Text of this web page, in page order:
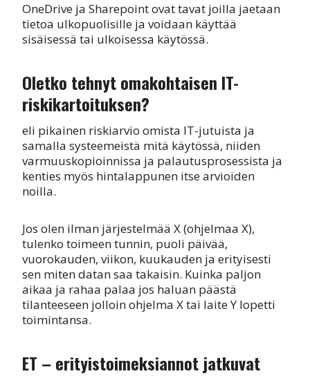
OneDrive ja Sharepoint ovat tavat joilla jaetaan
tietoa ulkopuolisille ja voidaan käyttää
sisäisessä tai ulkoisessa käytössä.
Oletko tehnyt omakohtaisen IT-
riskikartoituksen?
eli pikainen riskiarvio omista IT-jutuista ja
samalla systeemeistä mitä käytössä, niiden
varmuuskopioinnissa ja palautusprosessista ja
kenties myös hintalappunen itse arvioiden
noilla.
Jos olen ilman järjestelmää X (ohjelmaa X),
tulenko toimeen tunnin, puoli päivää,
vuorokauden, viikon, kuukauden ja erityisesti
sen miten datan saa takaisin. Kuinka paljon
aikaa ja rahaa palaa jos haluan päästä
tilanteeseen jolloin ohjelma X tai laite Y lopetti
toimintansa.
ET – erityistoimeksiannot jatkuvat